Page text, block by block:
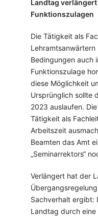
Landtag
Funktionszulagen
Die Tätigkeit als
Bedingungen auch
Funktionszulage
diese Möglichkeit
Ursprünglich sollte
2023 auslaufen.
Tätigkeit als
Arbeitszeit
Beamten das Amt
„Seminarrektors“
Verlängert hat der
Sachverhalt ergibt:
Landtag durch